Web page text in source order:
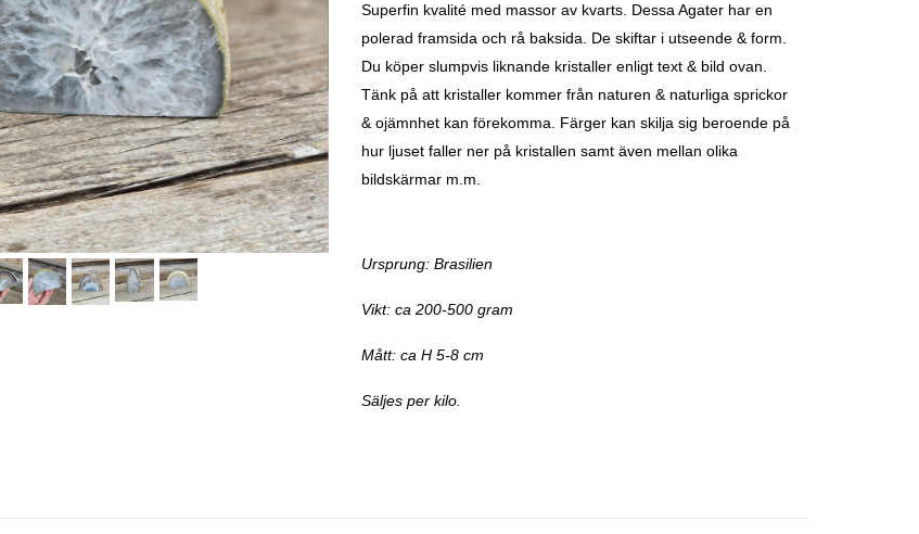
Superfin kvalité med massor av kvarts. Dessa Agater har en
polerad framsida och rå baksida. De skiftar i utseende & form.
Du köper slumpvis liknande kristaller enligt text & bild ovan.
Tänk på att kristaller kommer från naturen & naturliga sprickor
& ojämnhet kan förekomma. Färger kan skilja sig beroende på
hur ljuset faller ner på kristallen samt även mellan olika
bildskärmar m.m.
Ursprung: Brasilien
Vikt: ca 200-500 gram
Mått: ca H 5-8 cm
Säljes per kilo.